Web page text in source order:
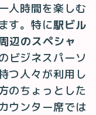
人時間を楽しむ
す。特に駅ビル
辺のスペシャ
ビジネスパーソ
つ人々が利用し
のちょっとした
ウンター席では